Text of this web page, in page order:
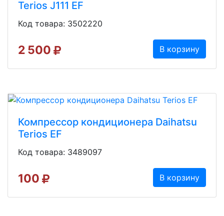
Terios J111 EF
Код товара: 3502220
2 500 В корзину
Компрессор кондиционера Daihatsu
Terios EF
Код товара: 3489097
100 В корзину